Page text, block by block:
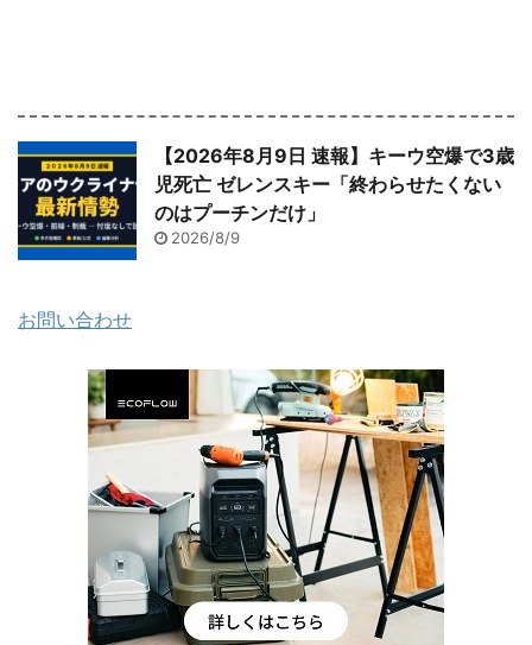
【2026年8月9日 速報】キーウ空爆で3歳
児死亡 ゼレンスキー「終わらせたくない
のはプーチンだけ」
2026/8/9
お問い合わせ